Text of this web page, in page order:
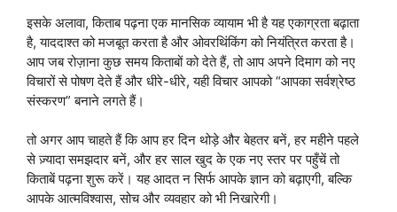
इसके अलावा, किताब पढ़ना एक मानसिक व्यायाम भी है यह एकाग्रता बढ़ाता
है, याददाश्त को मजबूत करता है और ओवरथिंकिंग को नियंत्रित करता है।
आप जब रोज़ाना कुछ समय किताबों को देते हैं, तो आप अपने दिमाग को नए
विचारों से पोषण देते हैं और धीरे-धीरे, यही विचार आपको “आपका सर्वश्रेष्ठ
संस्करण” बनाने लगते हैं।
तो अगर आप चाहते हैं कि आप हर दिन थोड़े और बेहतर बनें, हर महीने पहले
से ज़्यादा समझदार बनें, और हर साल खुद के एक नए स्तर पर पहुँचें तो
किताबें पढ़ना शुरू करें। यह आदत न सिर्फ आपके ज्ञान को बढ़ाएगी, बल्कि
आपके आत्मविश्वास, सोच और व्यवहार को भी निखारेगी।